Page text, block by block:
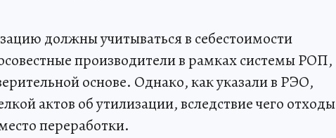
должны учитываться в себестоимости
производители в рамках системы РОП,
основе. Однако, как указали в РЭО,
актов об утилизации, вследствие чего отходы
переработки.